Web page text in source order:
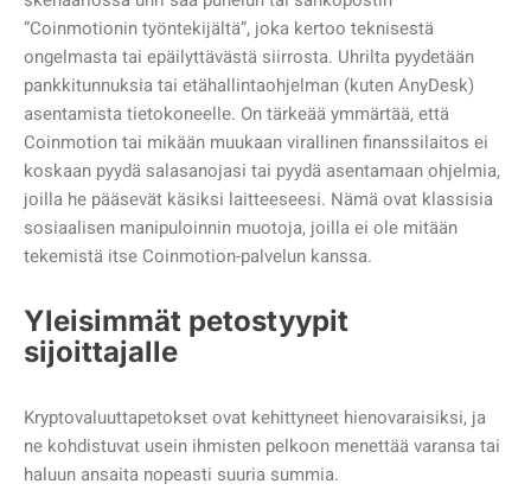
”Coinmotionin työntekijältä”, joka kertoo teknisestä
ongelmasta tai epäilyttävästä siirrosta. Uhrilta pyydetään
pankkitunnuksia tai etähallintaohjelman (kuten AnyDesk)
asentamista tietokoneelle. On tärkeää ymmärtää, että
Coinmotion tai mikään muukaan virallinen finanssilaitos ei
koskaan pyydä salasanojasi tai pyydä asentamaan ohjelmia,
joilla he pääsevät käsiksi laitteeseesi. Nämä ovat klassisia
sosiaalisen manipuloinnin muotoja, joilla ei ole mitään
tekemistä itse Coinmotion-palvelun kanssa.
Yleisimmät petostyypit
sijoittajalle
Kryptovaluuttapetokset ovat kehittyneet hienovaraisiksi, ja
ne kohdistuvat usein ihmisten pelkoon menettää varansa tai
haluun ansaita nopeasti suuria summia.